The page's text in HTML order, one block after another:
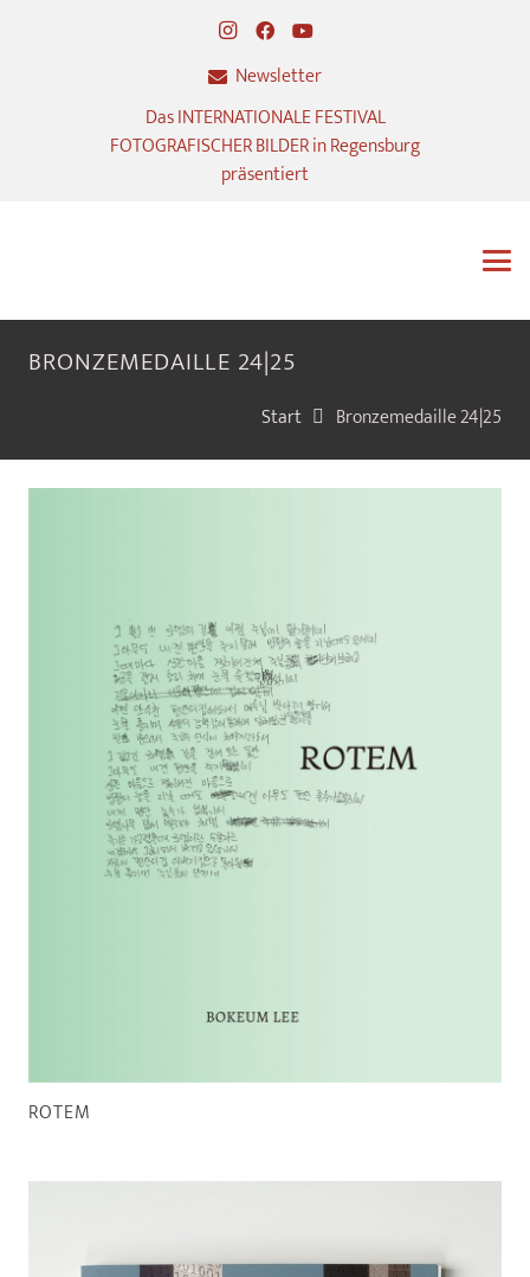
Newsletter
Das INTERNATIONALE FESTIVAL
FOTOGRAFISCHER BILDER in Regensburg
präsentiert
BRONZEMEDAILLE 24|25
Start Bronzemedaille 24|25
ROTEM